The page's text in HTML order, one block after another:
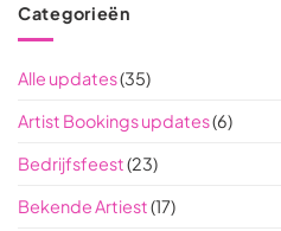
Categorieën
Alle updates(35)
Artist Bookings updates(6)
Bedrijfsfeest(23)
Bekende Artiest(17)